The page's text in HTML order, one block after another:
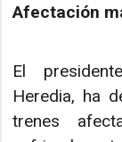
Afectación
El
Heredia, ha
trenes